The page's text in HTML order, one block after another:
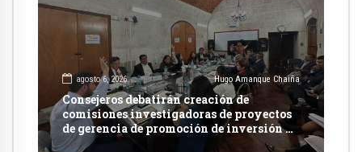
agosto 6, 2026 Hugo Amanque Chaiña
Consejeros debatirán creación de
comisiones investigadoras de proyectos
de gerencia de promoción de inversión y
carretera en Caylloma